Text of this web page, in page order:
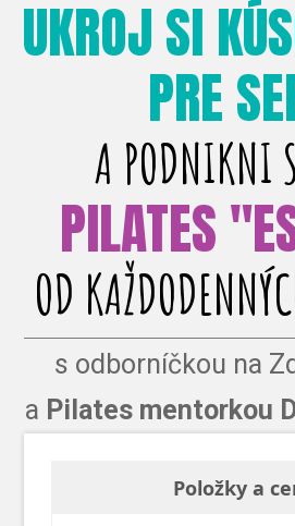
UKROJ SI
PRE
A PODNIKNI
PILATES
OD
s odborníčkou na
a Pilates mentorkou
Položky a